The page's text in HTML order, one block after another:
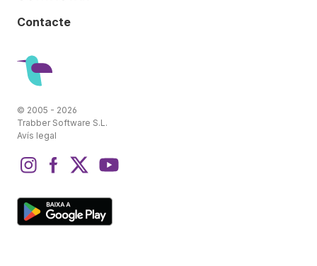
Contacte
© 2005 - 2026
Trabber Software S.L.
Avís legal